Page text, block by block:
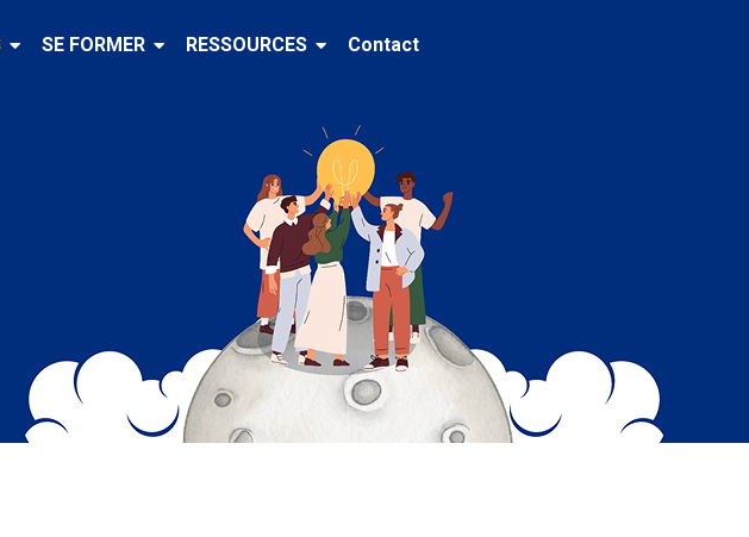
SE FORMER RESSOURCES Contact